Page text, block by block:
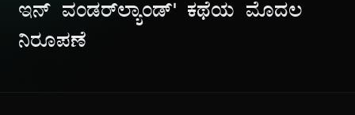
ಇನ್ ವಂಡರ್‌ಲ್ಯಾಂಡ್' ಕಥೆಯ ಮೊದಲ
ನಿರೂಪಣೆ